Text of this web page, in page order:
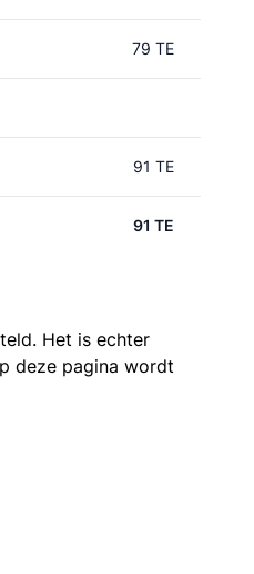
79 TE
91 TE
91 TE
Het is echter
deze pagina wordt